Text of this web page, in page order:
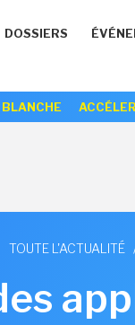
DOSSIERS
TOUTE L'ACTUALITÉ